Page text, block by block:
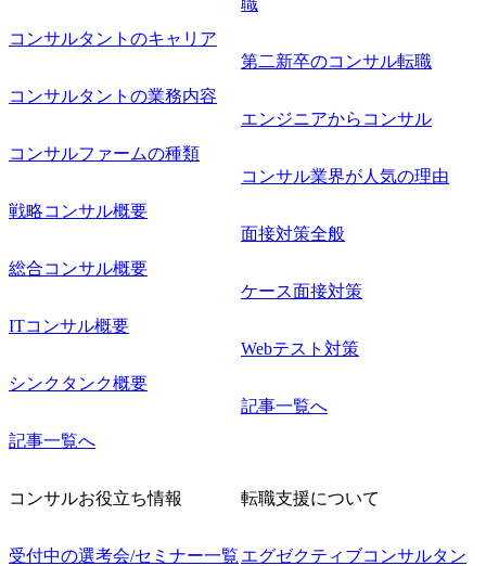
コンサルタントのキャリア
コンサルタントの業務内容
コンサルファームの種類
戦略コンサル概要
総合コンサル概要
ITコンサル概要
シンクタンク概要
記事一覧へ
第二新卒のコンサル転職
エンジニアからコンサル
コンサル業界が人気の理由
面接対策全般
ケース面接対策
Webテスト対策
記事一覧へ
コンサルお役立ち情報
受付中の選考会/セミナー一覧
転職支援について
エグゼクティブコンサルタン